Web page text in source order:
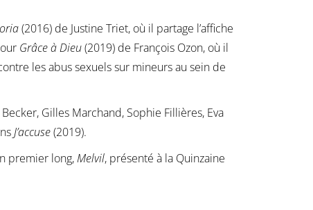
(2016) de Justine Triet, où il partage l’affiche
Grâce à Dieu(2019) de François Ozon, où il
les abus sexuels sur mineurs au sein de
Gilles Marchand, Sophie Fillières, Eva
J’accuse(2019).
premier long,Melvil, présenté à la Quinzaine